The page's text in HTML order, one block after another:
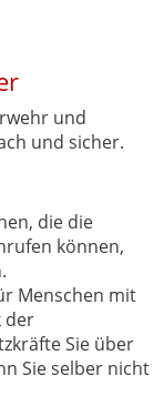
und
und sicher.
die die
können,
Menschen mit
der
Sie über
Sie selber nicht